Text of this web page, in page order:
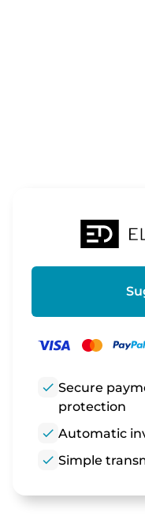
check Secure
protection
check Automatic
check Simple